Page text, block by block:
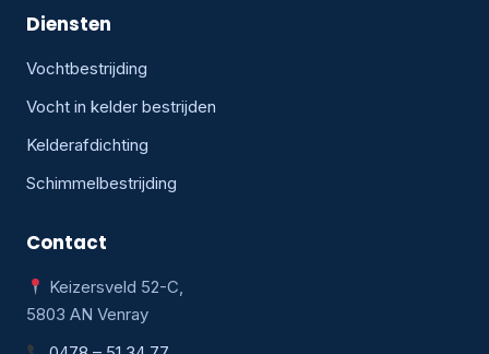
Diensten
Vochtbestrijding
Vocht in kelder bestrijden
Kelderafdichting
Schimmelbestrijding
Contact
Keizersveld 52-C,
5803 AN Venray